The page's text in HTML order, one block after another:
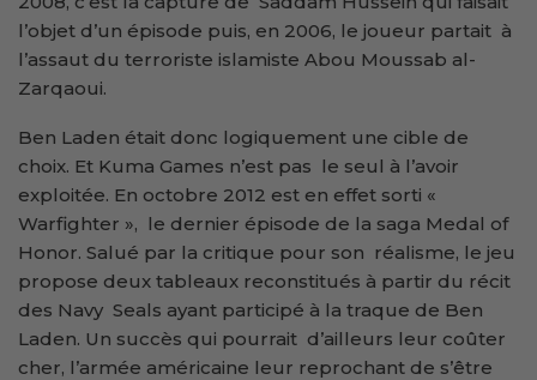
l’objet d’un épisode puis, en 2006, le joueur partait à
l’assaut du terroriste islamiste Abou Moussab al-
Zarqaoui.
Ben Laden était donc logiquement une cible de
choix. Et Kuma Games n’est pas le seul à l’avoir
exploitée. En octobre 2012 est en effet sorti «
Warfighter », le dernier épisode de la saga Medal of
Honor. Salué par la critique pour son réalisme, le jeu
propose deux tableaux reconstitués à partir du récit
des Navy Seals ayant participé à la traque de Ben
Laden. Un succès qui pourrait d’ailleurs leur coûter
cher, l’armée américaine leur reprochant de s’être